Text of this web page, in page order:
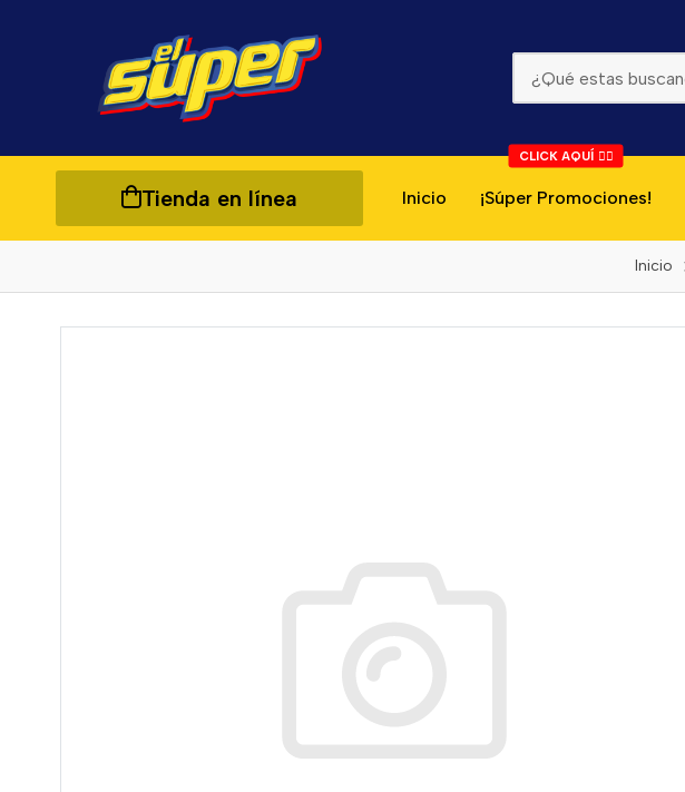
Tienda en línea Inicio ¡Súper Promociones!
CLICK AQUÍ 👇🏻
Inicio